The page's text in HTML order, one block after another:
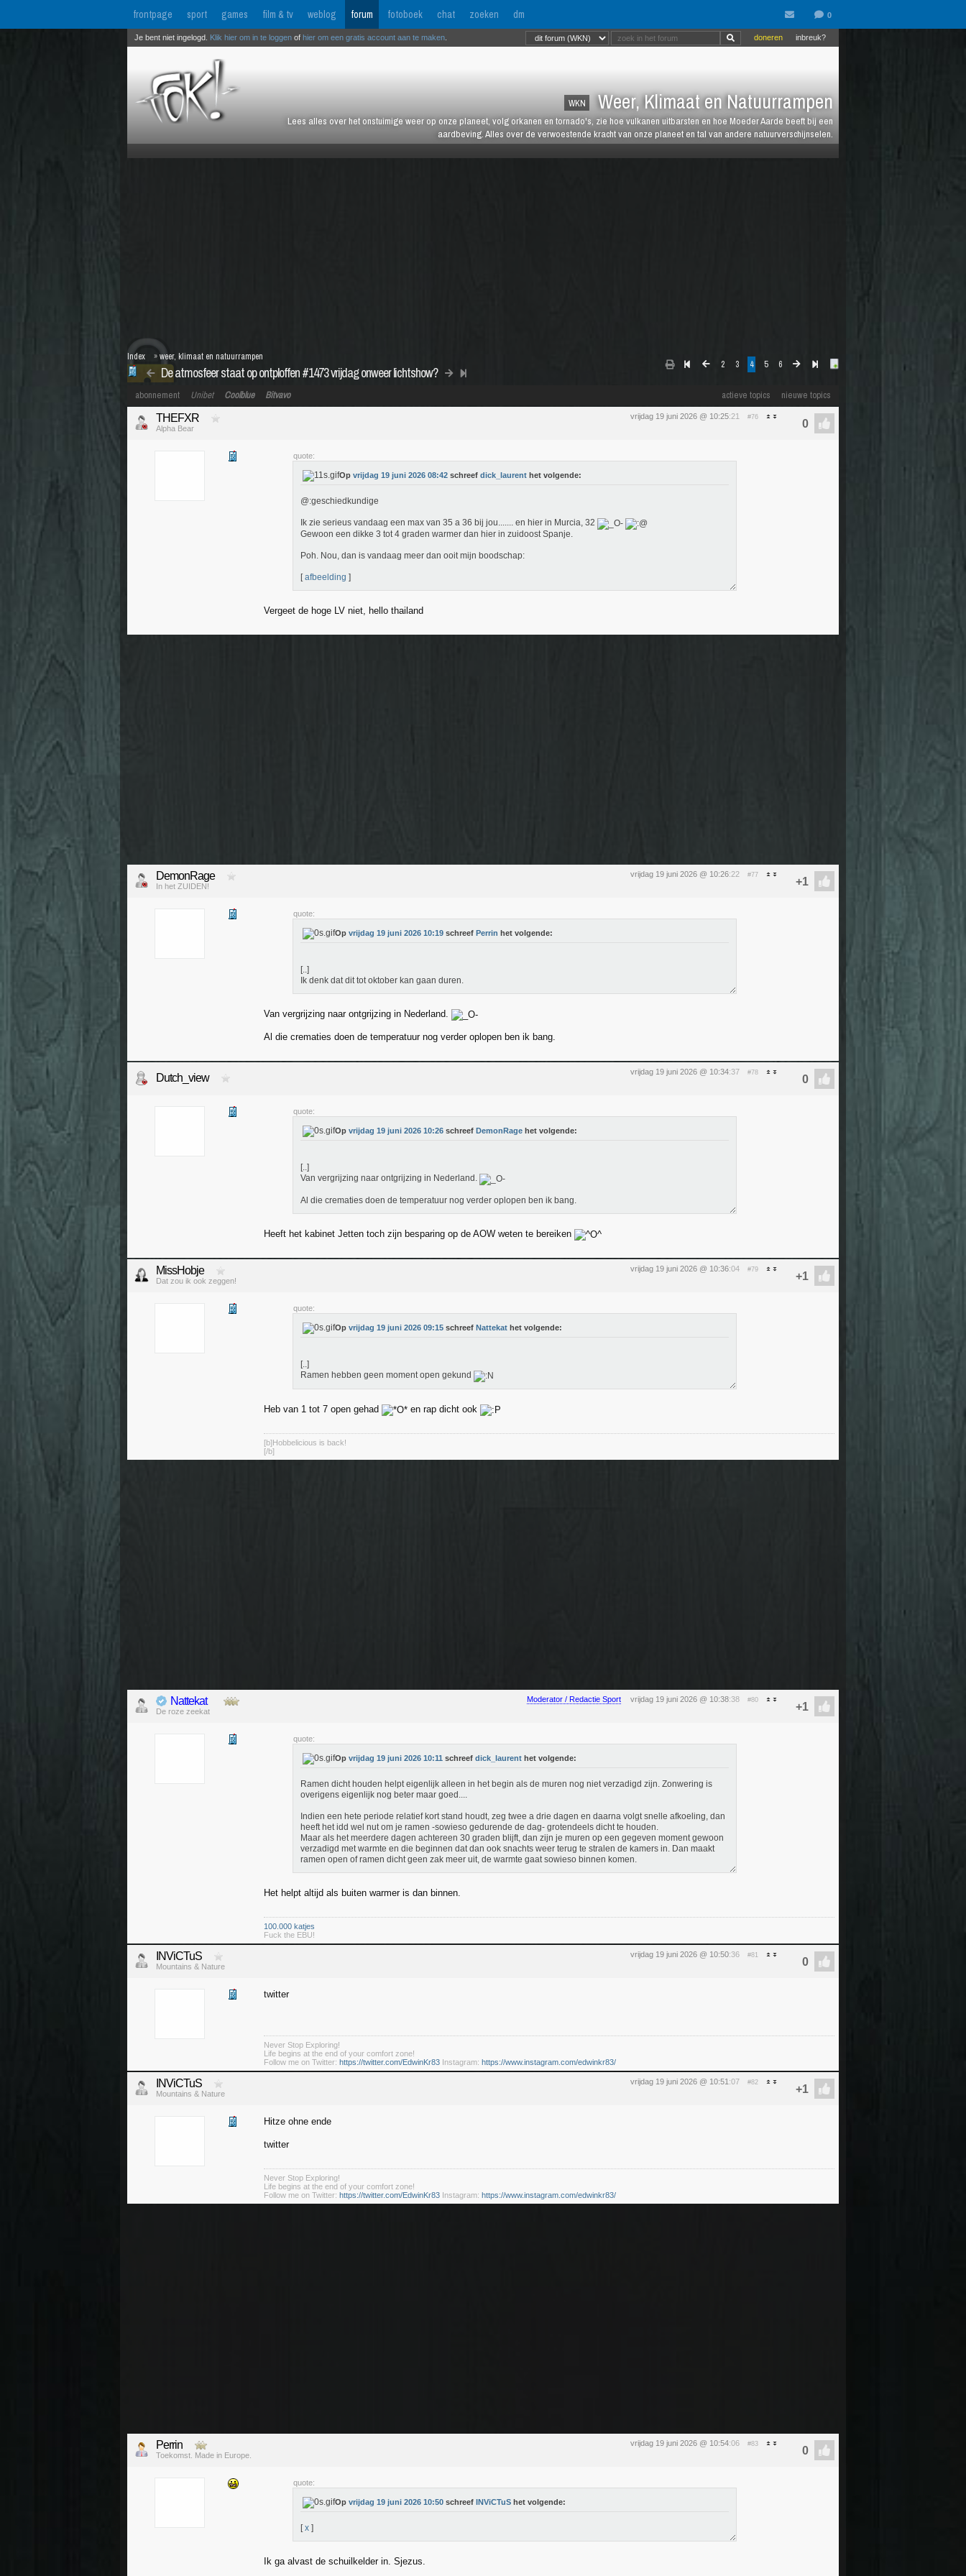
frontpage sport games film & tv weblog forum fotoboek chat zoeken dm
WKN Weer, Klimaat en Natuurrampen
Lees alles over het onstuimige weer op onze planeet, volg orkanen en tornado's, zie hoe vulkanen uitbarsten en hoe Moeder Aarde beeft bij een
aardbeving. Alles over de verwoestende kracht van onze planeet en tal van andere natuurverschijnselen.
inbreuk?
doneren
Je bent niet ingelogd. Klik hier om in te loggen of hier om een gratis account aan te maken
2 3 4 5 6
De atmosfeer staat op ontploffen #1473 vrijdag onweer lichtshow?
Index »weer, klimaat en natuurrampen
actieve topics nieuwe topics
abonnement Unibet Coolblue Bitvavo
vrijdag 19 juni 2026 @ 10:25:21 #76
THEFXR
Alpha Bear
quote:
Op vrijdag 19 juni 2026 08:42 schreef dick_laurent het volgende:
@:geschiedkundige
Ik zie serieus vandaag een max van 35 a 36 bij jou....... en hier in Murcia, 32
Gewoon een dikke 3 tot 4 graden warmer dan hier in zuidoost Spanje.
Poh. Nou, dan is vandaag meer dan ooit mijn boodschap:
[afbeelding ]
Vergeet de hoge LV niet, hello thailand
vrijdag 19 juni 2026 @ 10:26:22 #77
DemonRage
In het ZUIDEN!
quote:
Op vrijdag 19 juni 2026 10:19 schreef Perrin het volgende:
[..]
Ik denk dat dit tot oktober kan gaan duren.
Van vergrijzing naar ontgrijzing in Nederland.
Al die crematies doen de temperatuur nog verder oplopen ben ik bang.
vrijdag 19 juni 2026 @ 10:34:37 #78
Dutch_view
quote:
Op vrijdag 19 juni 2026 10:26 schreef DemonRage het volgende:
[..]
Van vergrijzing naar ontgrijzing in Nederland.
Al die crematies doen de temperatuur nog verder oplopen ben ik bang.
Heeft het kabinet Jetten toch zijn besparing op de AOW weten te bereiken
vrijdag 19 juni 2026 @ 10:36:04 #79
MissHobje
Dat zou ik ook zeggen!
quote:
Op vrijdag 19 juni 2026 09:15 schreef Nattekat het volgende:
[..]
Ramen hebben geen moment open gekund
Heb van 1 tot 7 open gehad en rap dicht ook
[b]Hobbelicious is back!
[/b]
Moderator / Redactie Sport vrijdag 19 juni 2026 @ 10:38:38 #80
Nattekat
De roze zeekat
quote:
Op vrijdag 19 juni 2026 10:11 schreef dick_laurent het volgende:
Ramen dicht houden helpt eigenlijk alleen in het begin als de muren nog niet verzadigd zijn. Zonwering is
overigens eigenlijk nog beter maar goed....
Indien een hete periode relatief kort stand houdt, zeg twee a drie dagen en daarna volgt snelle afkoeling, dan
heeft het idd wel nut om je ramen -sowieso gedurende de dag- grotendeels dicht te houden.
Maar als het meerdere dagen achtereen 30 graden blijft, dan zijn je muren op een gegeven moment gewoon
verzadigd met warmte en die beginnen dat dan ook snachts weer terug te stralen de kamers in. Dan maakt
ramen open of ramen dicht geen zak meer uit, de warmte gaat sowieso binnen komen.
Het helpt altijd als buiten warmer is dan binnen.
100.000 katjes
Fuck the EBU!
vrijdag 19 juni 2026 @ 10:50:36 #81
INViCTuS
Mountains & Nature
twitter
Never Stop Exploring!
Life begins at the end of your comfort zone!
Follow me on Twitter: https://twitter.com/EdwinKr83 Instagram: https://www.instagram.com/edwinkr83/
vrijdag 19 juni 2026 @ 10:51 :07 #82
INViCTuS
Mountains & Nature
Hitze ohne ende
twitter
Never Stop Exploring!
Life begins at the end of your comfort zone!
Follow me on Twitter: https://twitter.com/EdwinKr83 Instagram: https://www.instagram.com/edwinkr83/
vrijdag 19 juni 2026 @ 10:54:06 #83
Perrin
Toekomst. Made in Europe.
quote:
Op vrijdag 19 juni 2026 10:50 schreef INViCTuS het volgende:
[x ]
Ik ga alvast de schuilkelder in. Sjezus.